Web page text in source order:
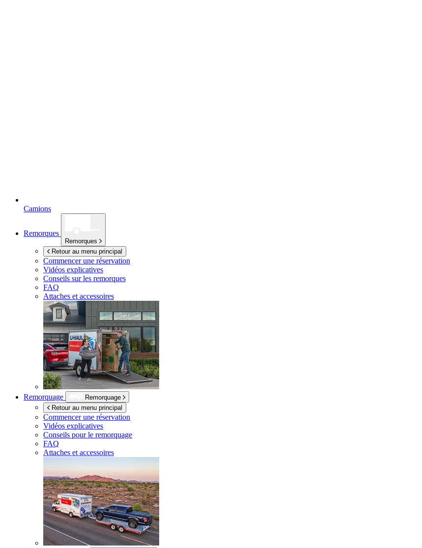
Camions
Remorques
Remorques
Retour au menu principal
Commencer une réservation
Vidéos explicatives
Conseils sur les remorques
FAQ
Attaches et accessoires
Remorquage
Remorquage
Retour au menu principal
Commencer une réservation
Vidéos explicatives
Conseils pour le remorquage
FAQ
Attaches et accessoires